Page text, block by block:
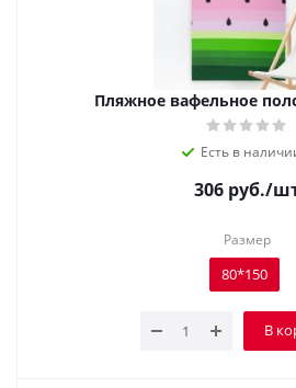
Пляжное вафельное
Есть в
306руб./
Размер
80*150
В